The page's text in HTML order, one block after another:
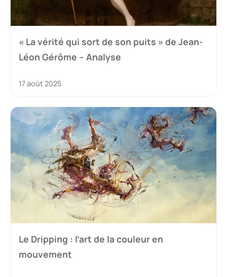
« La vérité qui sort de son puits » de Jean-
Léon Gérôme – Analyse
17 août 2025
Le Dripping : l’art de la couleur en
mouvement